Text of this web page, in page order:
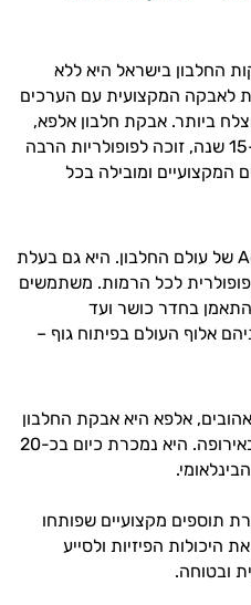
החלבון בישראל היא ללא
לאבקה המקצועית עם הערכים
ביותר. אבקת חלבון אלפא,
הנמכרת בישראל כבר למעלה מ-15 שנה, זוכה לפופולריות הרבה
המקצועיים ומובילה בכל
אלפא היא כמו ה-Nike וה-Adidas של עולם החלבון. היא גם בעלת
פופולרית לכל הרמות. משתמשים
בחדר כושר ועד
אלוף העולם בפיתוח גוף –
אלפא היא אבקת החלבון
הראשונה בישראל שמשווקת גם באירופה. היא נמכרת כיום בכ-20
תוספים מקצועיים שפותחו
הפיזיות ולסייע
ובטוחה.
לעזור?